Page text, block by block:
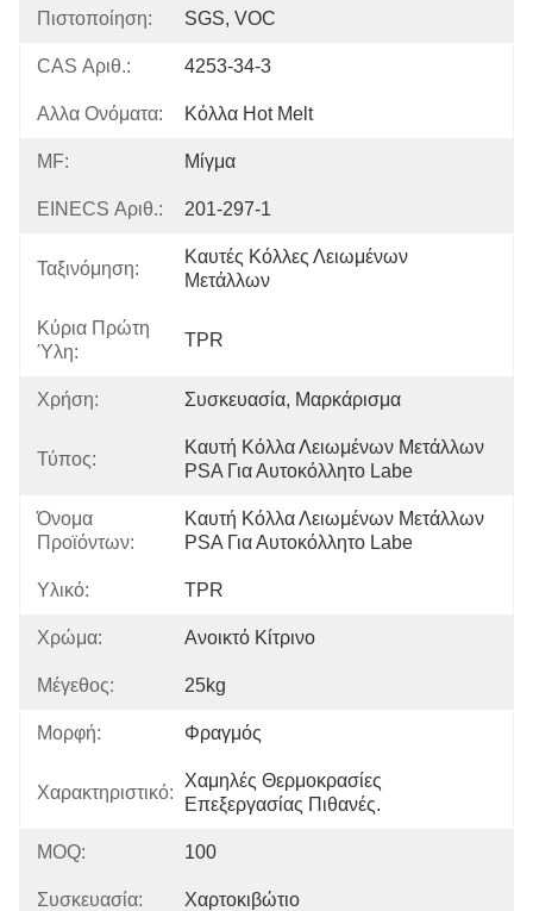
Πιστοποίηση: SGS, VOC
CAS Αριθ.: 4253-34-3
Αλλα Ονόματα: Κόλλα Hot Melt
MF: Μίγμα
EINECS Αριθ.: 201-297-1
Ταξινόμηση:
Καυτές Κόλλες Λειωμένων
Μετάλλων
Κύρια Πρώτη
Ύλη:
TPR
Χρήση: Συσκευασία, Μαρκάρισμα
Τύπος:
Καυτή Κόλλα Λειωμένων Μετάλλων
PSA Για Αυτοκόλλητο Labe
Όνομα
Προϊόντων:
Καυτή Κόλλα Λειωμένων Μετάλλων
PSA Για Αυτοκόλλητο Labe
Υλικό: TPR
Χρώμα: Ανοικτό Κίτρινο
Μέγεθος: 25kg
Μορφή: Φραγμός
Χαρακτηριστικό:
Χαμηλές Θερμοκρασίες
Επεξεργασίας Πιθανές.
MOQ: 100
Συσκευασία: Χαρτοκιβώτιο